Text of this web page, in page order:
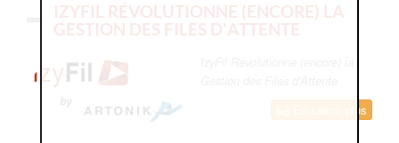
IZYFIL RÉVOLUTIONNE (ENCORE) LA
GESTION DES FILES D'ATTENTE
En savoir plus